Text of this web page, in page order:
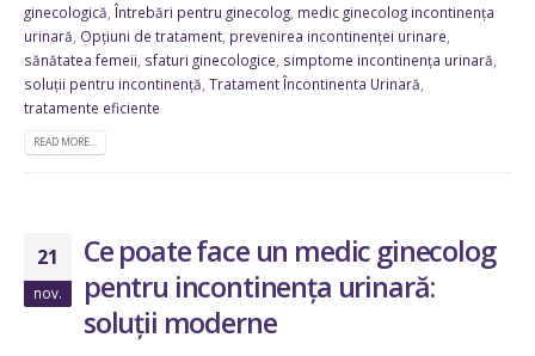
ginecologică ,Întrebări pentru ginecolog medic ginecolog incontinența
urinară Opțiuni de tratament prevenirea incontinenței urinare
sănătatea femeii sfaturi ginecologice simptome incontinența urinară
soluții pentru incontinență Tratament Încontinenta Urinară
tratamente eficiente
READ MORE...
21
nov.
Ce poate face un medic ginecolog
pentru incontinența urinară:
soluții moderne